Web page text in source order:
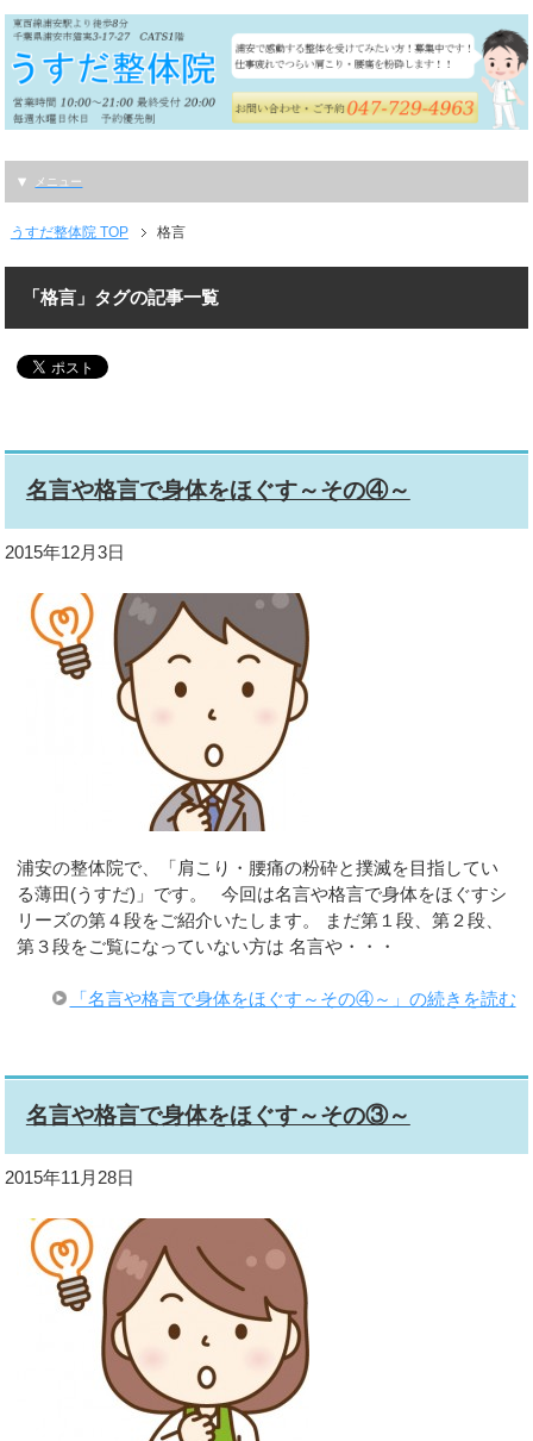
メニュー
うすだ整体院 TOP 格言
「格言」タグの記事一覧
名言や格言で身体をほぐす～その④～
2015年12月3日
浦安の整体院で、「肩こり・腰痛の粉砕と撲滅を目指してい
る薄田(うすだ)」です。 今回は名言や格言で身体をほぐすシ
リーズの第４段をご紹介いたします。 まだ第１段、第２段、
第３段をご覧になっていない方は 名言や・・・
「名言や格言で身体をほぐす～その④～」の続きを読む
名言や格言で身体をほぐす～その③～
2015年11月28日